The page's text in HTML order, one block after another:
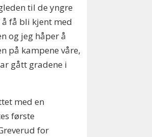
til de yngre
få bli kjent med
og jeg håper å
på kampene våre,
gått gradene i
med en
første
for